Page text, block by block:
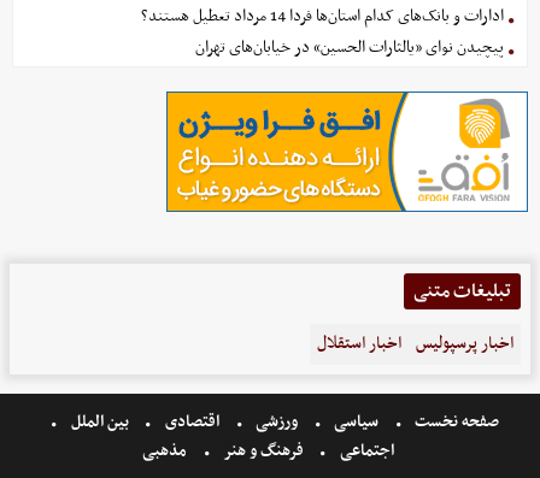
ادارات و بانک‌های کدام استان‌ها فردا 14 مرداد تعطیل هستند؟
پیچیدن نوای «یالثارات الحسین» در خیابان‌های تهران
تبلیغات متنی
اخبار پرسپولیس اخبار استقلال
صفحه نخست سیاسی ورزشی اقتصادی
بین الملل
اجتماعی
فرهنگ و هنر مذهبی